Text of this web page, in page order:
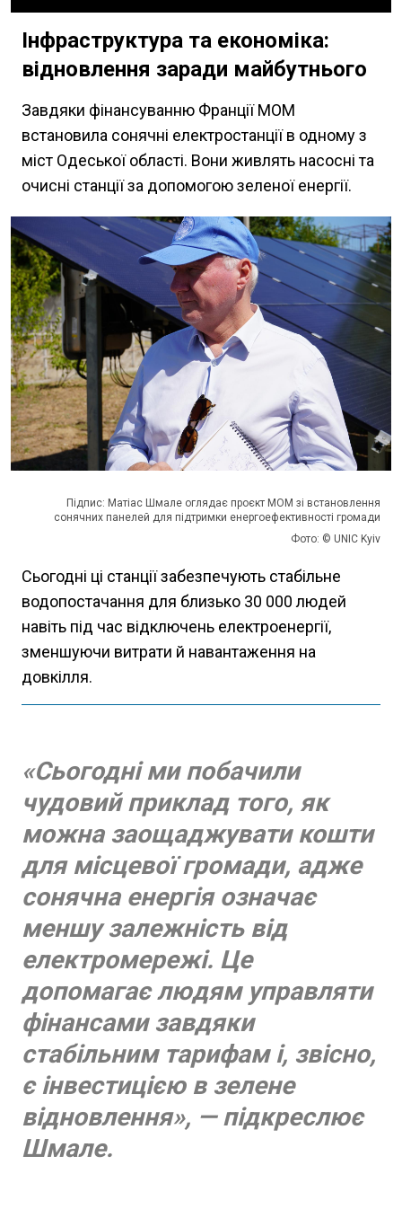
Інфраструктура та економіка:
відновлення заради майбутнього
Завдяки фінансуванню Франції МОМ
встановила сонячні електростанції в одному з
міст Одеської області. Вони живлять насосні та
очисні станції за допомогою зеленої енергії.
Підпис: Матіас Шмале оглядає проєкт МОМ зі встановлення
сонячних панелей для підтримки енергоефективності громади
Фото: © UNIC Kyiv
Сьогодні ці станції забезпечують стабільне
водопостачання для близько 30 000 людей
навіть під час відключень електроенергії,
зменшуючи витрати й навантаження на
довкілля.
«Сьогодні ми побачили
чудовий приклад того, як
можна заощаджувати кошти
для місцевої громади, адже
сонячна енергія означає
меншу залежність від
електромережі. Це
допомагає людям управляти
фінансами завдяки
стабільним тарифам і, звісно,
є інвестицією в зелене
відновлення», — підкреслює
Шмале.